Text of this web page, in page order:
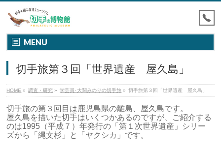
MENU
切手旅第３回「世界遺産 屋久島」
HOME » 調査・研究 » 学芸員･大関みのりの切手旅 » 切手旅第３回「世界遺産 屋久島」
切手旅の第３回目は鹿児島県の離島、屋久島です。
屋久島を描いた切手はいくつかあるのですが、ご紹介する
のは1995（平成７）年発行の「第１次世界遺産」シリー
ズから「縄文杉」と「ヤクシカ」です。